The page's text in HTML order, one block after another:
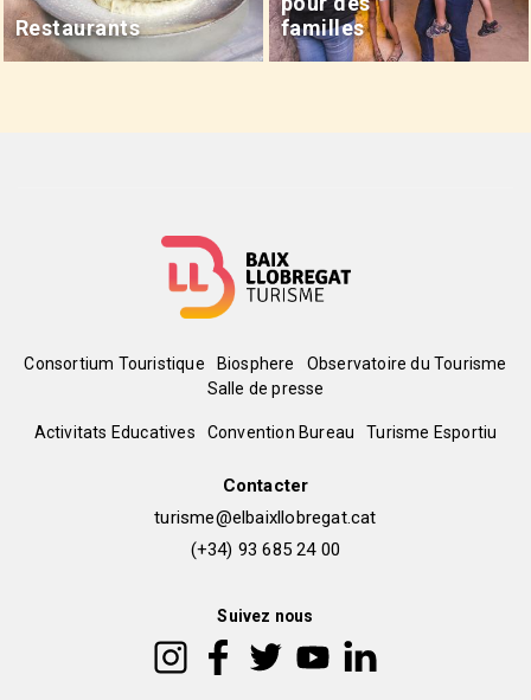
Restaurants
familles
Menú
del
Consortium Touristique Biosphere
Observatoire du Tourisme
Salle de presse
Peu
Activitats Educatives Convention Bureau Turisme Esportiu
Contacter
turisme@elbaixllobregat.cat
(+34) 93 685 24 00
Suivez nous